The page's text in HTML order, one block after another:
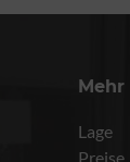
Mehr
Lage
Preise